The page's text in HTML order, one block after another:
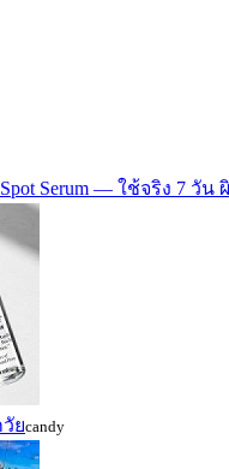
Serum — ใช้จริง 7 วั
ยcandy